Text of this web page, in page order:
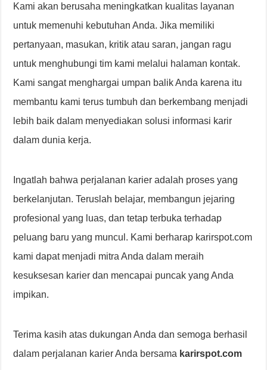
Kami akan berusaha meningkatkan kualitas layanan
untuk memenuhi kebutuhan Anda. Jika memiliki
pertanyaan, masukan, kritik atau saran, jangan ragu
untuk menghubungi tim kami melalui halaman kontak.
Kami sangat menghargai umpan balik Anda karena itu
membantu kami terus tumbuh dan berkembang menjadi
lebih baik dalam menyediakan solusi informasi karir
dalam dunia kerja.
Ingatlah bahwa perjalanan karier adalah proses yang
berkelanjutan. Teruslah belajar, membangun jejaring
profesional yang luas, dan tetap terbuka terhadap
peluang baru yang muncul. Kami berharap karirspot.com
kami dapat menjadi mitra Anda dalam meraih
kesuksesan karier dan mencapai puncak yang Anda
impikan.
Terima kasih atas dukungan Anda dan semoga berhasil
dalam perjalanan karier Anda bersama karirspot.com